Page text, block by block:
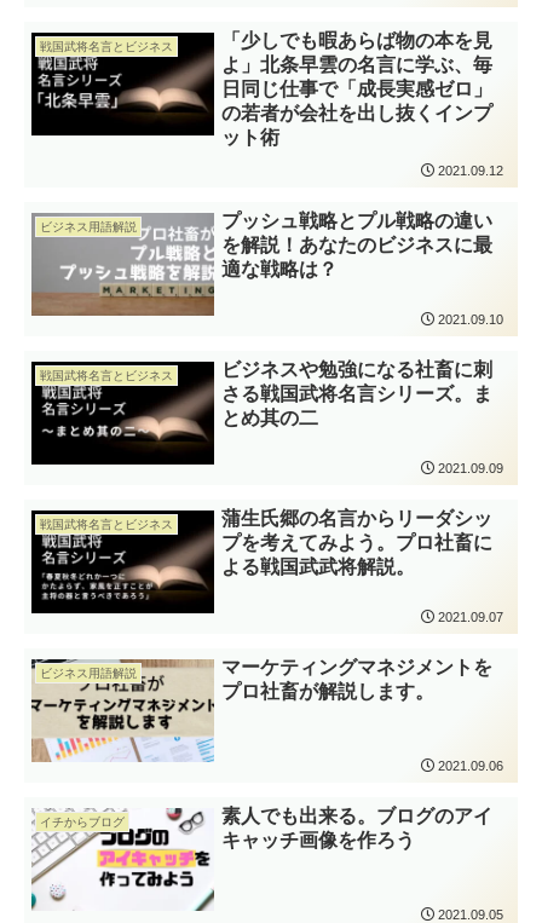
戦国武将名言とビジネス
「少しでも暇あらば物の本を見
よ」北条早雲の名言に学ぶ、毎
日同じ仕事で「成長実感ゼロ」
の若者が会社を出し抜くインプ
ット術
2021.09.12
ビジネス用語解説
プッシュ戦略とプル戦略の違い
を解説！あなたのビジネスに最
適な戦略は？
2021.09.10
戦国武将名言とビジネス
ビジネスや勉強になる社畜に刺
さる戦国武将名言シリーズ。ま
とめ其の二
2021.09.09
戦国武将名言とビジネス
蒲生氏郷の名言からリーダシッ
プを考えてみよう。プロ社畜に
よる戦国武武将解説。
2021.09.07
ビジネス用語解説
マーケティングマネジメントを
プロ社畜が解説します。
2021.09.06
イチからブログ
素人でも出来る。ブログのアイ
キャッチ画像を作ろう
2021.09.05